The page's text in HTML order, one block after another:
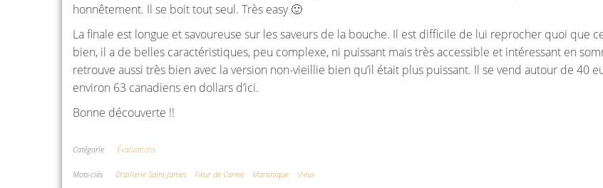
honnêtement. Il se boit tout seul. Très easy 🙂
La finale est longue et savoureuse sur les saveurs de la bouche. Il est difficile de lui reprocher quoi que
bien, il a de belles caractéristiques, peu complexe, ni puissant mais très accessible et intéressant en
retrouve aussi très bien avec la version non-vieillie bien qu’il était plus puissant. Il se vend autour de 40
environ 63 canadiens en dollars d’ici.
Bonne découverte !!
Catégorie Évaluations
Mots-clés Distillerie Saint-James Fleur de Canne Martinique Vieux